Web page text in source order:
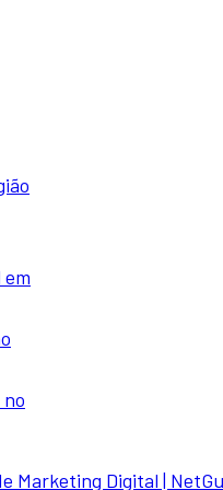
no
Marketing Digital |